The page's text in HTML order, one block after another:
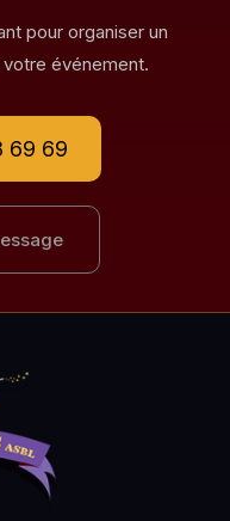
pour organiser un
événement.
69 69